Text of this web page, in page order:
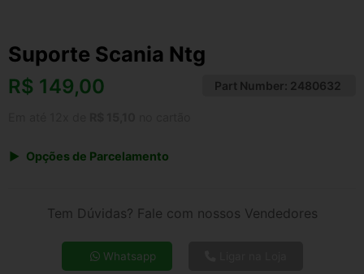
Suporte Scania Ntg
R$ 149,00 Part Number: 2480632
Opções de Parcelamento
4x de R$ 41,30
5x de R$ 33,47
Tem Dúvidas? Fale com nossos Vendedores
Whatsapp